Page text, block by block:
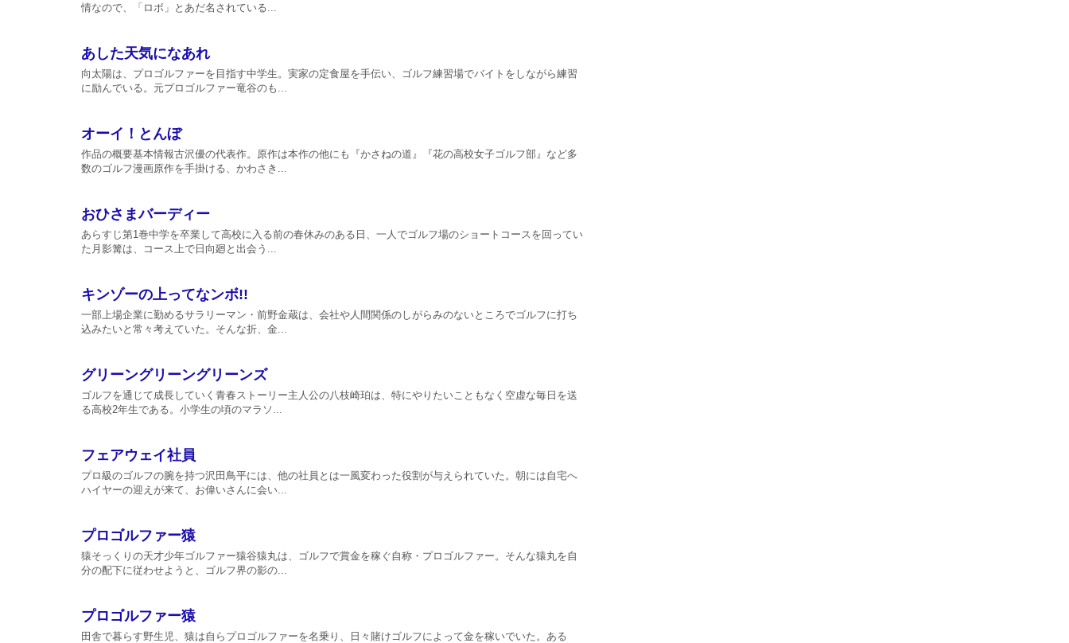
情なので、「ロボ」とあだ名されている...
あした天気になあれ
向太陽は、プロゴルファーを目指す中学生。実家の定食屋を手伝い、ゴルフ練習場でバイトをしながら練習
に励んでいる。元プロゴルファー竜谷のも...
オーイ！とんぼ
作品の概要基本情報古沢優の代表作。原作は本作の他にも『かさねの道』『花の高校女子ゴルフ部』など多
数のゴルフ漫画原作を手掛ける、かわさき...
おひさまバーディー
あらすじ第1巻中学を卒業して高校に入る前の春休みのある日、一人でゴルフ場のショートコースを回ってい
た月影篝は、コース上で日向廻と出会う...
キンゾーの上ってなンボ!!
一部上場企業に勤めるサラリーマン・前野金蔵は、会社や人間関係のしがらみのないところでゴルフに打ち
込みたいと常々考えていた。そんな折、金...
グリーングリーングリーンズ
ゴルフを通じて成長していく青春ストーリー主人公の八枝崎珀は、特にやりたいこともなく空虚な毎日を送
る高校2年生である。小学生の頃のマラソ...
フェアウェイ社員
プロ級のゴルフの腕を持つ沢田鳥平には、他の社員とは一風変わった役割が与えられていた。朝には自宅へ
ハイヤーの迎えが来て、お偉いさんに会い...
プロゴルファー猿
猿そっくりの天才少年ゴルファー猿谷猿丸は、ゴルフで賞金を稼ぐ自称・プロゴルファー。そんな猿丸を自
分の配下に従わせようと、ゴルフ界の影の...
プロゴルファー猿
田舎で暮らす野生児、猿は自らプロゴルファーを名乗り、日々賭けゴルフによって金を稼いでいた。ある